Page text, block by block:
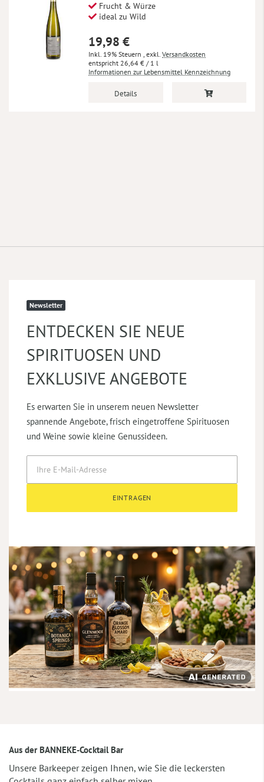
Frucht & Würze
ideal zu Wild
19,98 €
Inkl. 19% Steuern exkl. Versandkosten
26,64 € / 1 l
Informationen zur Lebensmittel Kennzeichnung
Details
Newsletter
ENTDECKEN SIE NEUE
SPIRITUOSEN UND
EXKLUSIVE ANGEBOTE
Es erwarten Sie in unserem neuen Newsletter
spannende Angebote, frisch eingetroffene Spirituosen
und Weine sowie kleine Genussideen.
EINTRAGEN
Aus der BANNEKE-Cocktail Bar
Unsere Barkeeper zeigen Ihnen, wie Sie die leckersten